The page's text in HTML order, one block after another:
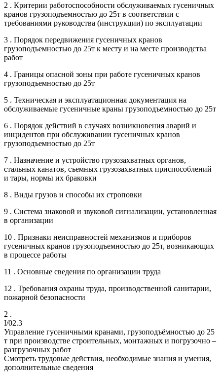
2 . Критерии работоспособности обслуживаемых гусеничных
кранов грузоподъемностью до 25т в соответствии с
требованиями руководства (инструкции) по эксплуатации
3 . Порядок передвижения гусеничных кранов
грузоподъемностью до 25т к месту и на месте производства
работ
4 . Границы опасной зоны при работе гусеничных кранов
грузоподъемностью до 25т
5 . Техническая и эксплуатационная документация на
обслуживаемые гусеничные краны грузоподъемностью до 25т
6 . Порядок действий в случаях возникновения аварий и
инцидентов при обслуживании гусеничных кранов
грузоподъемностью до 25т
7 . Назначение и устройство грузозахватных органов,
стальных канатов, съемных грузозахватных приспособлений
и тары, нормы их браковки
8 . Виды грузов и способы их строповки
9 . Система знаковой и звуковой сигнализации, установленная
в организации
10 . Признаки неисправностей механизмов и приборов
гусеничных кранов грузоподъемностью до 25т, возникающих
в процессе работы
11 . Основные сведения по организации труда
12 . Требования охраны труда, производственной санитарии,
пожарной безопасности
2 .
I/02.3
Управление гусеничными кранами, грузоподъёмностью до 25
т при производстве строительных, монтажных и погрузочно –
разгрузочных работ
Смотреть трудовые действия, необходимые знания и умения,
дополнительные сведения